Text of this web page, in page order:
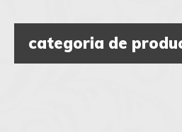
categoria de